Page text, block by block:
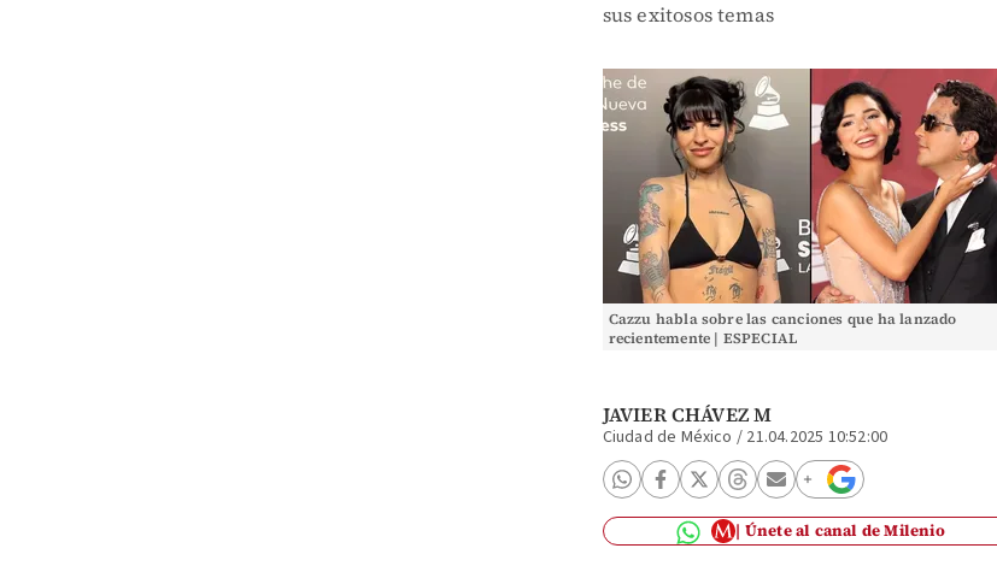
sus exitosos temas
Cazzu habla sobre las canciones que ha lanzado
recientemente | ESPECIAL
JAVIER CHÁVEZ M
Ciudad de México / 21.04.2025 10:52:00
Únete al canal de Milenio